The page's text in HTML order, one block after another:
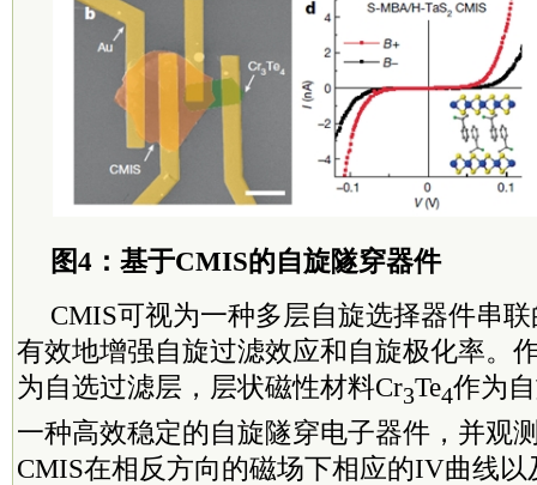
图4：基于CMIS的自旋隧穿器件
CMIS可视为一种多层自旋选择器件串
有效地增强自旋过滤效应和自旋极化率。
为自选过滤层，层状磁性材料Cr3Te4作为
一种高效稳定的自旋隧穿电子器件，并观
CMIS在相反方向的磁场下相应的IV曲线